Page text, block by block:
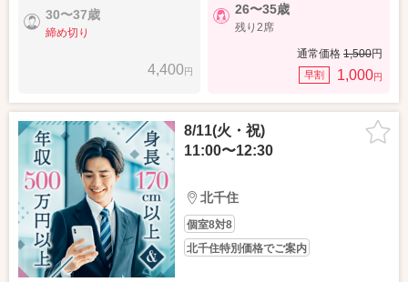
30〜37歳
締め切り
4,400円
26〜35歳
残り2席
通常価格 1,500円
早割 1,000円
8/11(火・祝)
11:00〜12:30
北千住
個室8対8
北千住特別価格でご案内